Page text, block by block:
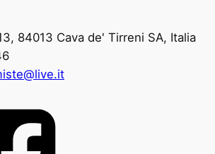
84013 Cava de' Tirreni SA, Italia